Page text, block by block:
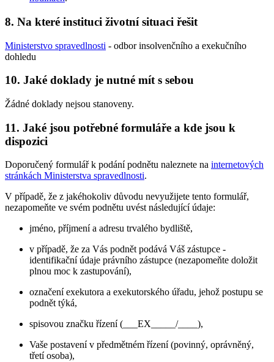
8. Na které instituci životní situaci řešit
Ministerstvo spravedlnosti - odbor insolvenčního a exekučního
dohledu
10. Jaké doklady je nutné mít s sebou
Žádné doklady nejsou stanoveny.
11. Jaké jsou potřebné formuláře a kde jsou k
dispozici
Doporučený formulář k podání podnětu naleznete na internetových
stránkách Ministerstva spravedlnosti.
V případě, že z jakéhokoliv důvodu nevyužijete tento formulář,
nezapomeňte ve svém podnětu uvést následující údaje:
jméno, příjmení a adresu trvalého bydliště,
v případě, že za Vás podnět podává Váš zástupce -
identifikační údaje právního zástupce (nezapomeňte doložit
plnou moc k zastupování),
označení exekutora a exekutorského úřadu, jehož postupu se
podnět týká,
spisovou značku řízení (___EX_____/____),
Vaše postavení v předmětném řízení (povinný, oprávněný,
třetí osoba),